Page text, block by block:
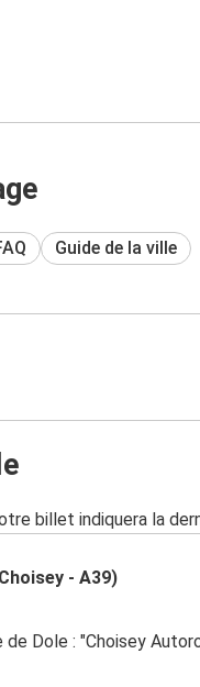
Guide de la ville
billet indiquera la
- A39)
de Dole : "Choisey